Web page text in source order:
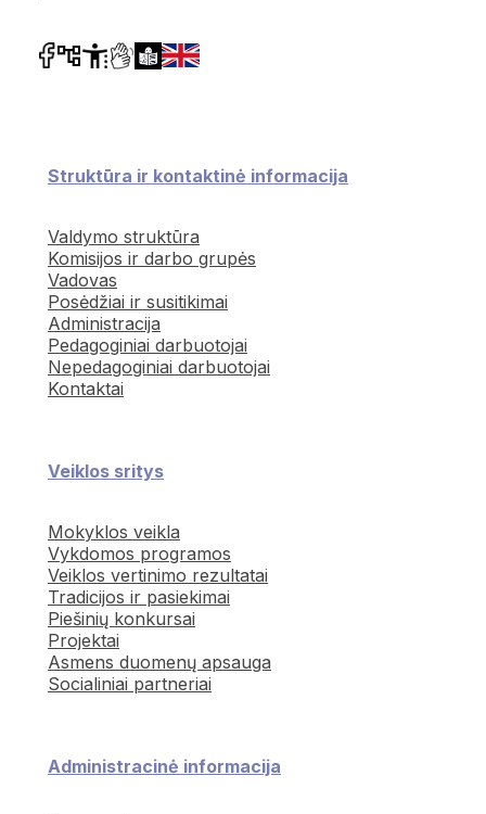
Struktūra ir kontaktinė informacija
Valdymo struktūra
Komisijos ir darbo grupės
Vadovas
Posėdžiai ir susitikimai
Administracija
Pedagoginiai darbuotojai
Nepedagoginiai darbuotojai
Kontaktai
Veiklos sritys
Mokyklos veikla
Vykdomos programos
Veiklos vertinimo rezultatai
Tradicijos ir pasiekimai
Piešinių konkursai
Projektai
Asmens duomenų apsauga
Socialiniai partneriai
Administracinė informacija